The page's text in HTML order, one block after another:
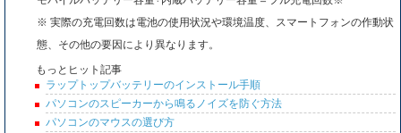
※ 実際の充電回数は電池の使用状況や環境温度、スマートフォンの作動状
態、その他の要因により異なります。
もっとヒット記事
ラップトップバッテリーのインストール手順
パソコンのスピーカーから鳴るノイズを防ぐ方法
パソコンのマウスの選び方